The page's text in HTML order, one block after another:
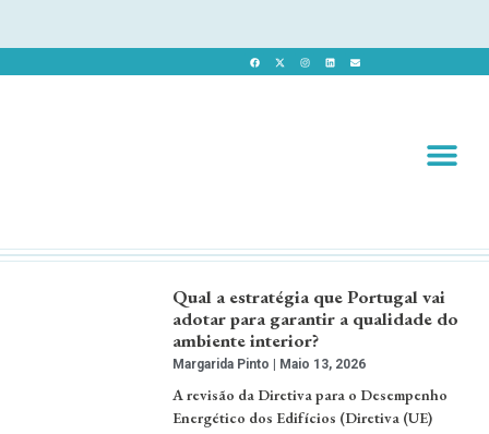
Qual a estratégia que Portugal vai
adotar para garantir a qualidade do
ambiente interior?
Margarida Pinto Maio 13, 2026
A revisão da Diretiva para o Desempenho
Energético dos Edifícios (Diretiva (UE)